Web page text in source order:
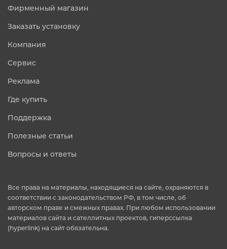
Фирменный магазин
Заказать установку
Компания
Сервис
Реклама
Где купить
Поддержка
Полезные статьи
Вопросы и ответы
Все права на материалы, находящиеся на сайте, охраняются в
соответствии с законодательством РФ, в том числе, об
авторском праве и смежных правах. При любом использовании
материалов сайта и сателлитных проектов, гиперссылка
(hyperlink) на сайт обязательна.